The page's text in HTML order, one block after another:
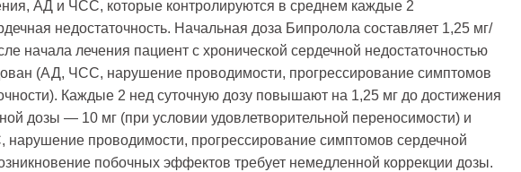
АД и ЧСС, которые контролируются в среднем каждые 2
недостаточность. Начальная доза Бипролола составляет 1,25 мг/
начала лечения пациент с хронической сердечной недостаточностью
(АД, ЧСС, нарушение проводимости, прогрессирование симптомов
Каждые 2 нед суточную дозу повышают на 1,25 мг до достижения
дозы — 10 мг (при условии удовлетворительной переносимости) и
проводимости, прогрессирование симптомов сердечной
побочных эффектов требует немедленной коррекции дозы.